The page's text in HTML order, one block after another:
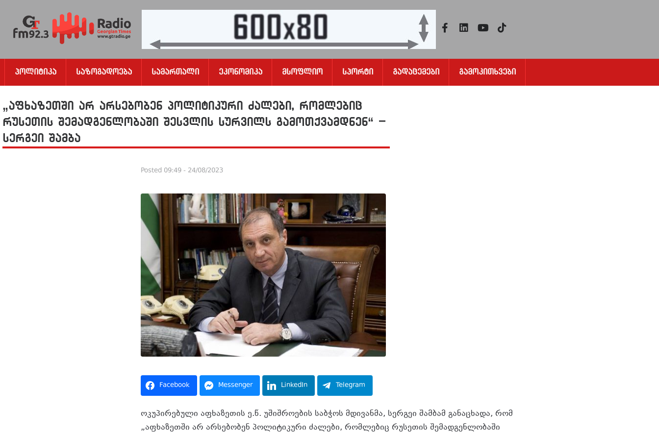
Პოლიტიკა Საზოგადოება Სამართალი Ეკონომიკა Მსოფლიო Სპორტი Გადაცემები Გამოკითხვები
„აფხაზეთში არ არსებობენ პოლიტიკური ძალები, რომლებიც
რუსეთის შემადგენლობაში შესვლის სურვილს გამოთქვამდნენ“ –
სერგეი შამბა
Posted 09:49 - 24/08/2023
Facebook Messenger LinkedIn Telegram
ოკუპირებული აფხაზეთის ე.წ. უშიშროების საბჭოს მდივანმა, სერგეი შამბამ განაცხადა, რომ
„აფხაზეთში არ არსებობენ პოლიტიკური ძალები, რომლებიც რუსეთის შემადგენლობაში